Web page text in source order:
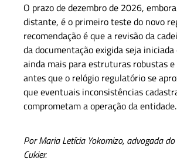
O prazo de dezembro de 2026,
distante, é o primeiro teste do novo
recomendação é que a revisão da
da documentação exigida seja iniciada
ainda mais para estruturas robustas e
antes que o relógio regulatório se
que eventuais inconsistências
comprometam a operação da entidade.
Por Maria Letícia Yokomizo, advogada
Cukier.